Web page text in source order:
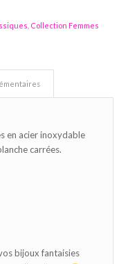
Collection Femmes
en acier inoxydable
carrées.
bijoux fantaisies